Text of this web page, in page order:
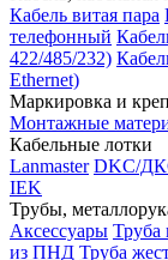
Кабель витая пара
телефонный
422/485/232)
Ethernet)
Маркировка и
Монтажные
Кабельные лотки
Lanmaster DKC/
IEK
Трубы,
Аксессуары Труба
из ПНД Труба